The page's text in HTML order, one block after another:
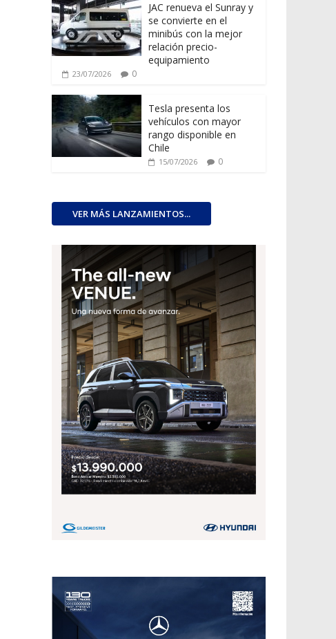
JAC renueva el Sunray y
se convierte en el
minibús con la mejor
relación precio-
equipamiento
23/07/2026 0
Tesla presenta los
vehículos con mayor
rango disponible en
Chile
15/07/2026 0
VER MÁS LANZAMIENTOS...